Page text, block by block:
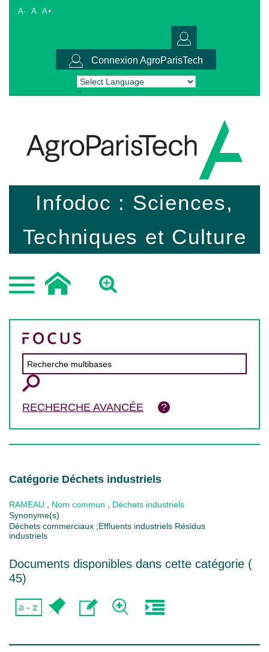
A- A A+
Connexion AgroParisTech
Powered by Translate
Infodoc : Sciences,
Techniques et Culture
RECHERCHE AVANCÉE
Catégorie Déchets industriels
RAMEAU Nom commun
Déchets industriels
Synonyme(s)
Déchets commerciaux ;Effluents industriels Résidus
industriels
Documents disponibles dans cette catégorie (
45)